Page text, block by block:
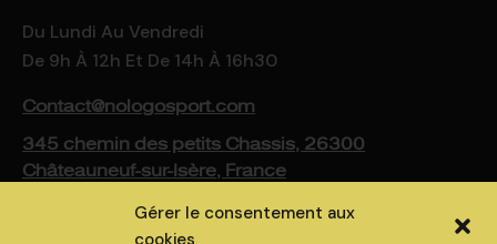
Gérer le consentement aux
cookies
Du Lundi Au Vendredi
De 9h À 12h Et De 14h À 16h30
Contact@nologosport.com
345 chemin des petits Chassis, 26300
Châteauneuf-sur-Isère, France